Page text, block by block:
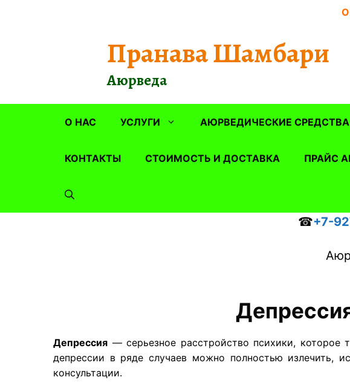
Пранава Шамбари
Аюрведа
О НАС УСЛУГИ АЮРВЕДИЧЕСКИЕ СРЕДСТВА
КОНТАКТЫ СТОИМОСТЬ И ДОСТАВКА ПРАЙС
☎+7-
Депрессия — серьезное расстройство психики, которое
депрессии в ряде случаев можно полностью излечить,
консультации.